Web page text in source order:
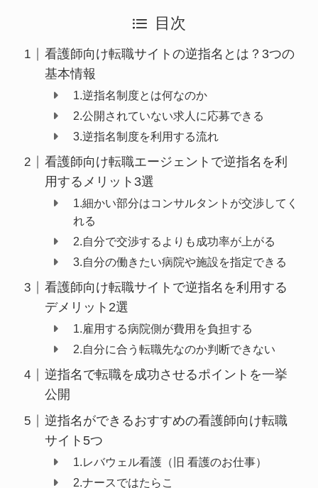
目次
看護師向け転職サイトの逆指名とは？3つの
基本情報
1.逆指名制度とは何なのか
2.公開されていない求人に応募できる
3.逆指名制度を利用する流れ
看護師向け転職エージェントで逆指名を利
用するメリット3選
1.細かい部分はコンサルタントが交渉してく
れる
2.自分で交渉するよりも成功率が上がる
3.自分の働きたい病院や施設を指定できる
看護師向け転職サイトで逆指名を利用する
デメリット2選
1.雇用する病院側が費用を負担する
2.自分に合う転職先なのか判断できない
逆指名で転職を成功させるポイントを一挙
公開
逆指名ができるおすすめの看護師向け転職
サイト5つ
1.レバウェル看護（旧 看護のお仕事）
2.ナースではたらこ